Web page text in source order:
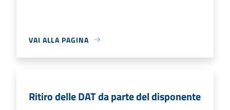
VAI ALLA PAGINA
Ritiro delle DAT da parte del disponente